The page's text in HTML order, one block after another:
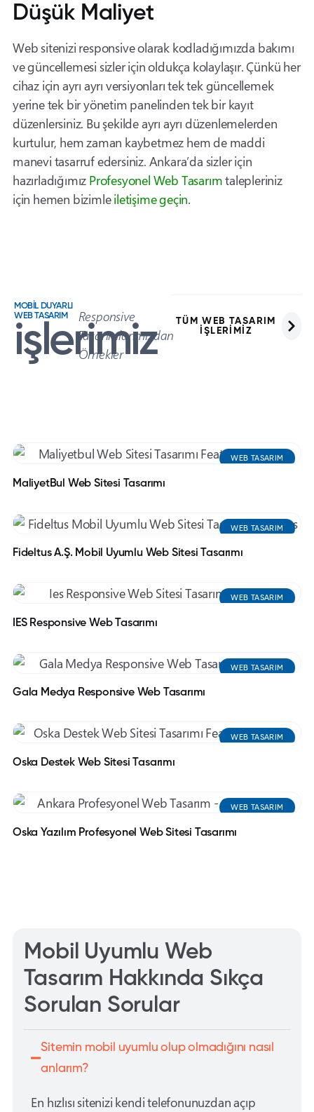
Düşük Maliyet
Web sitenizi responsive olarak kodladığımızda bakımı
ve güncellemesi sizler için oldukça kolaylaşır. Çünkü her
cihaz için ayrı ayrı versiyonları tek tek güncellemek
yerine tek bir yönetim panelinden tek bir kayıt
düzenlersiniz. Bu şekilde ayrı ayrı düzenlemelerden
kurtulur, hem zaman kaybetmez hem de maddi
manevi tasarruf edersiniz. Ankara’da sizler için
hazırladığımız Profesyonel Web Tasarımtalepleriniz
için hemen bizimleiletişime geçin.
MOBİL DUYARLI
WEB TASARIM
işlerimiz
Responsive
Tasarımlarımızdan
Örnekler
TÜM WEB TASARIM
İŞLERİMİZ
WEB TASARIM
MaliyetBul Web Sitesi Tasarımı
WEB TASARIM
Fideltus A.Ş. Mobil Uyumlu Web Sitesi Tasarımı
WEB TASARIM
IES Responsive Web Tasarımı
WEB TASARIM
Gala Medya Responsive Web Tasarımı
WEB TASARIM
Oska Destek Web Sitesi Tasarımı
WEB TASARIM
Oska Yazılım Profesyonel Web Sitesi Tasarımı
Mobil Uyumlu Web
Tasarım Hakkında Sıkça
Sorulan Sorular
Sitemin mobil uyumlu olup olmadığını nasıl
anlarım?
En hızlısı sitenizi kendi telefonunuzdan açıp